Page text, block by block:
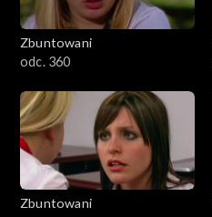
Zbuntowani
odc. 360
Zbuntowani